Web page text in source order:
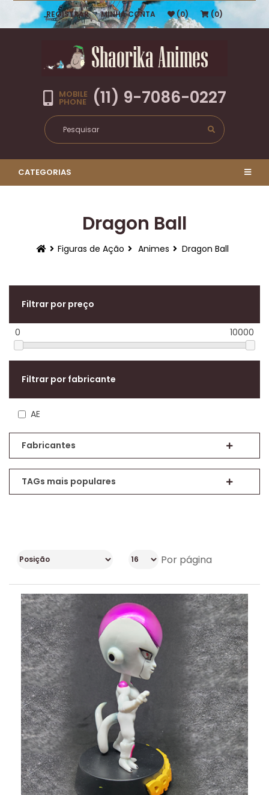
REGISTRAR MINHA CONTA (0) (0)
MOBILE
PHONE (11) 9-7086-0227
CATEGORIAS
Dragon Ball
Figuras de Ação Animes Dragon Ball
Filtrar por preço
0 10000
Filtrar por fabricante
AE
Fabricantes
TAGs mais populares
Por página